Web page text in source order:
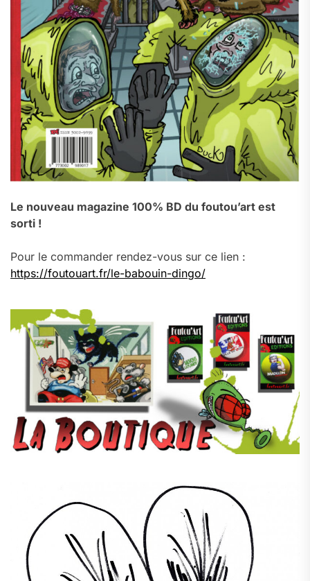
Le nouveau magazine 100% BD du foutou’art est
sorti !
Pour le commander rendez-vous sur ce lien :
https://foutouart.fr/le-babouin-dingo/